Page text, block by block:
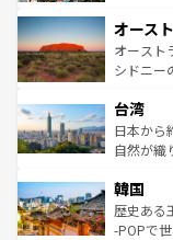
部のニュ
文化が魅
しみなが
ならではの贅
情報はコ
ワイ島は
島だが、
おすすめ
れるおも
人々、お
ク、伝統
ワイを、存分に
はコンテ
オース
オースト
シドニー
リアリー
ク）、タ
ど、見ど
いる。ア
ビング、
い。オー
台湾
日本から
自然が織
ン）、静
と山間の
驚きをも
韓国
歴史ある
-POPで